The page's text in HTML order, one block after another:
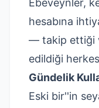
Ebeveynler,
hesabına
— takip ettiği
edildiği
Gündelik
Eski bir''in